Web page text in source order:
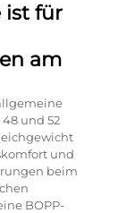
ist für
am
und 52
und
beim
BOPP-